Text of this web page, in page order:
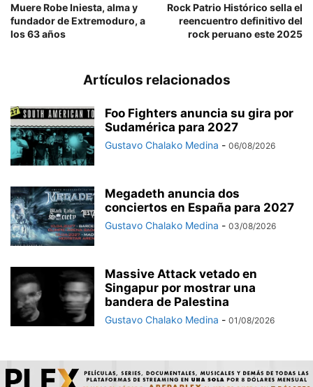
Muere Robe Iniesta, alma y
fundador de Extremoduro, a
los 63 años
Rock Patrio Histórico sella el
reencuentro definitivo del
rock peruano este 2025
Artículos relacionados
Foo Fighters anuncia su gira por
Sudamérica para 2027
Gustavo Chalako Medina - 06/08/2026
Megadeth anuncia dos
conciertos en España para 2027
Gustavo Chalako Medina - 03/08/2026
Massive Attack vetado en
Singapur por mostrar una
bandera de Palestina
Gustavo Chalako Medina - 01/08/2026